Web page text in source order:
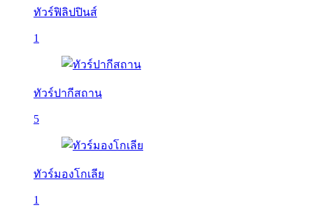
ทัวร์ฟิลิปปินส์
1
ทัวร์ปากีสถาน
5
ทัวร์มองโกเลีย
1